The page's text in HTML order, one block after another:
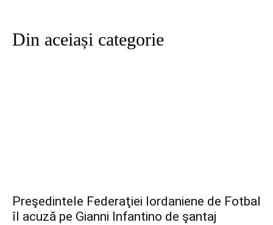
Din aceiași categorie
Preşedintele Federaţiei Iordaniene de Fotbal
îl acuză pe Gianni Infantino de şantaj